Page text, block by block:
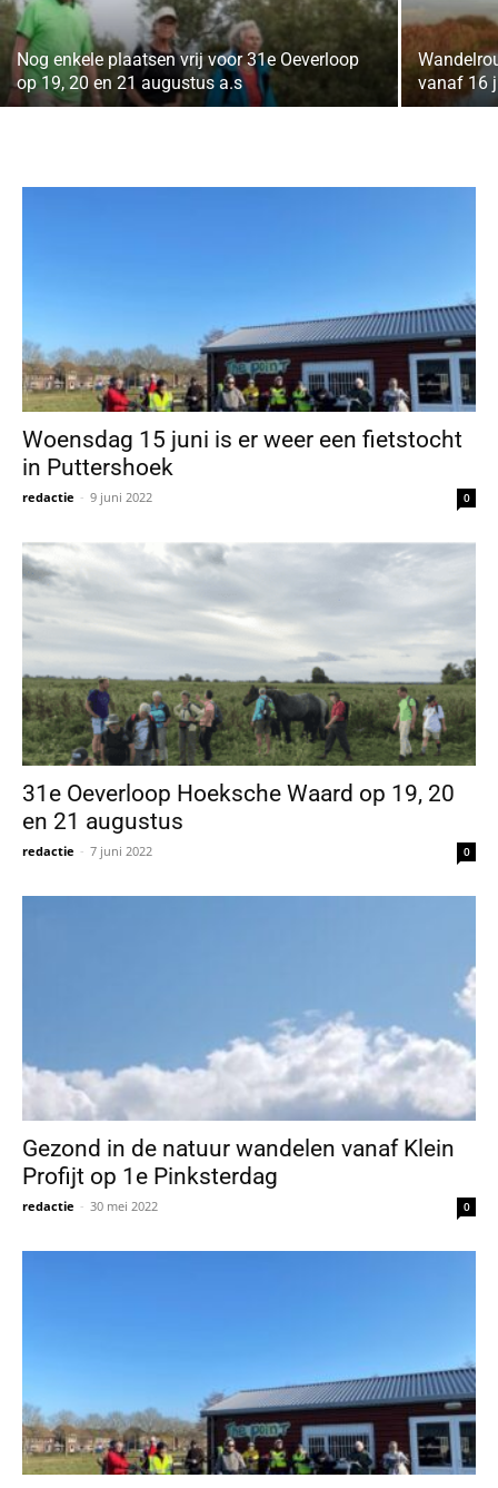
Nog enkele plaatsen vrij voor 31e Oeverloop
op 19, 20 en 21 augustus a.s
vanaf 16
Woensdag 15 juni is er weer een fietstocht
in Puttershoek
redactie - 9 juni 2022 0
31e Oeverloop Hoeksche Waard op 19, 20
en 21 augustus
redactie - 7 juni 2022 0
Gezond in de natuur wandelen vanaf Klein
Profijt op 1e Pinksterdag
redactie - 30 mei 2022 0